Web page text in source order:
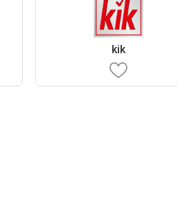
kik